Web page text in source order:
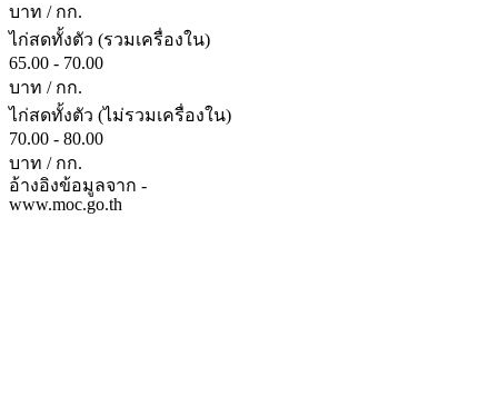
บาท / กก.
ไก่สดทั้งตัว (รวมเครื่องใน)
65.00 - 70.00
บาท / กก.
ไก่สดทั้งตัว (ไม่รวมเครื่องใน)
70.00 - 80.00
บาท / กก.
อ้างอิงข้อมูลจาก -
www.moc.go.th